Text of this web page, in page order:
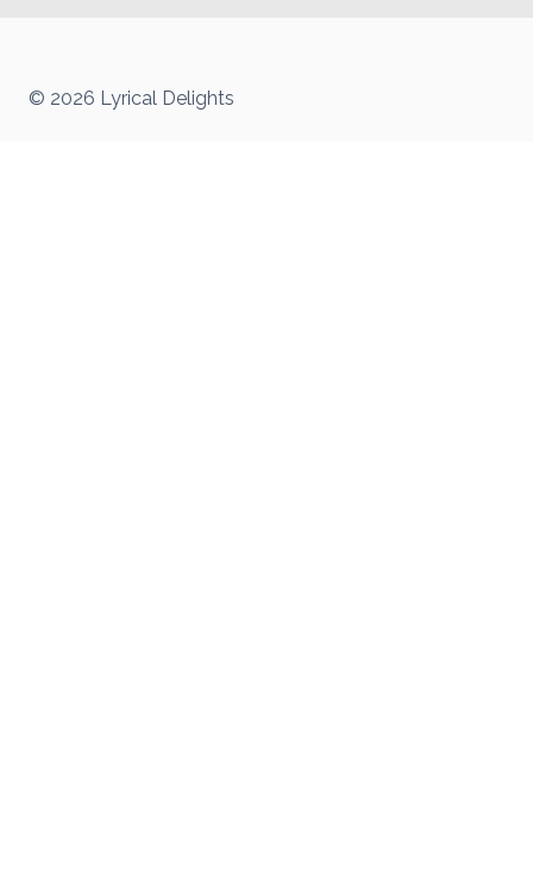
© 2026 Lyrical Delights